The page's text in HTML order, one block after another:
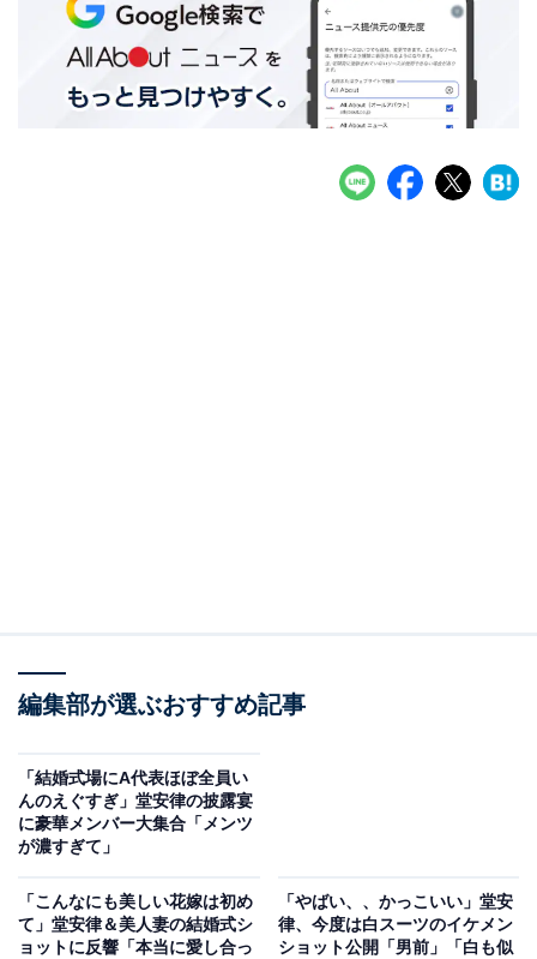
編集部が選ぶおすすめ記事
「結婚式場にA代表ほぼ全員い
んのえぐすぎ」堂安律の披露宴
に豪華メンバー大集合「メンツ
が濃すぎて」
「こんなにも美しい花嫁は初め
て」堂安律＆美人妻の結婚式シ
ョットに反響「本当に愛し合っ
「やばい、、かっこいい」堂安
律、今度は白スーツのイケメン
ショット公開「男前」「白も似